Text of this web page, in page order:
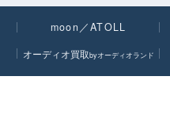
moon／ATOLL
オーディオ買取byオーディオランド